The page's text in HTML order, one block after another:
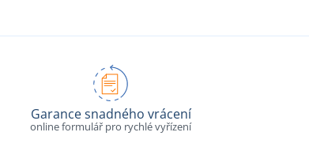
Garance snadného vrácení
online formulář pro rychlé vyřízení